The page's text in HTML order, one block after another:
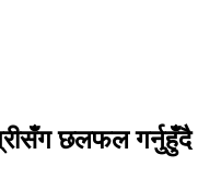
छलफल गर्नुहुँदै